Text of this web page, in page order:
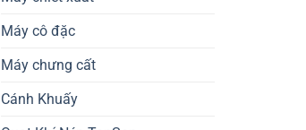
Máy cô đặc
Máy chưng cất
Cánh Khuấy